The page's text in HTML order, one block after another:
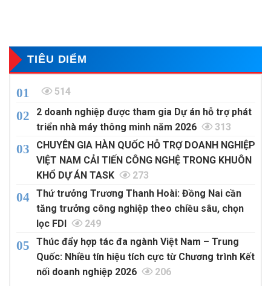
TIÊU DIỂM
514
2 doanh nghiệp được tham gia Dự án hỗ trợ phát
triển nhà máy thông minh năm 2026
313
CHUYÊN GIA HÀN QUỐC HỖ TRỢ DOANH NGHIỆP
VIỆT NAM CẢI TIẾN CÔNG NGHỆ TRONG KHUÔN
KHỔ DỰ ÁN TASK
273
Thứ trưởng Trương Thanh Hoài: Đồng Nai cần
tăng trưởng công nghiệp theo chiều sâu, chọn
lọc FDI
249
Thúc đẩy hợp tác đa ngành Việt Nam – Trung
Quốc: Nhiều tín hiệu tích cực từ Chương trình Kết
nối doanh nghiệp 2026
206